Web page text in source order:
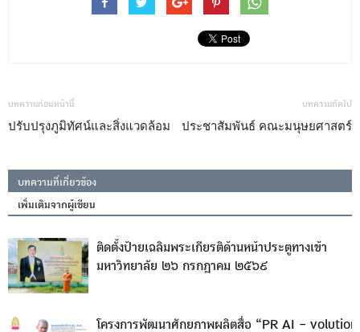
บทความก่อนหน้านี้
ปรับปรุงภูมิทัศน์และสิ่งแวดล้อม
บทความถัดไป
ประชาสัมพันธ์ คณะมนุษยศาสตร์
บทความที่เกี่ยวข้อง
เพิ่มเติมจากผู้เขียน
ติดตั้งป้ายเฉลิมพระเกียรติด้านหน้าประตูทางเข้า
มหาวิทยาลัย ๒๖ กรกฎาคม ๒๕๖๙
โครงการพัฒนาศักยภาพผลิตสื่อ “PR AI – volution